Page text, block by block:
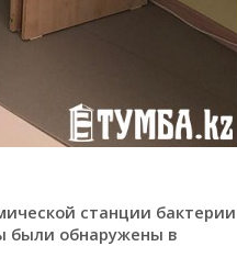
станции бактерии
были обнаружены в